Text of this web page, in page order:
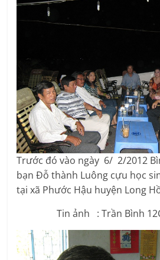
Trước đó vào ngày 6/ 2/2012
bạn Đỗ thành Luông cựu học
tại xã Phước Hậu huyện Long
Tin ảnh : Trần Bình